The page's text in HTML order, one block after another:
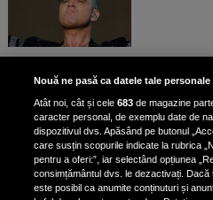
Bruce
Iron
de
Nouă ne pasă ca datele tale
Atât noi, cât și cele683 de magazine
caracter personal, de exemplu date de
dispozitivul dvs. Apăsând pe butonul
care susțin scopurile indicate la rubrica
pentru a oferi:”, iar selectând opțiunea
consimțământul dvs. le dezactivați.
este posibil ca anumite conținuturi și